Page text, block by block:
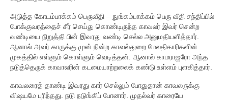
அரசியல் சாதனைகள்
பேச்சு சாதனைகள்
புகழ்
தலைவர்கள்
அடுத்த கோடம்பாக்கம் பெருவீதி – நுங்கம்பாக்கம் பெரு வீதி சந்திப்பில்
போக்குவரத்தைச் சீர் செய்து கொண்டிருந்த காவலர் இவர் சென்ற
வண்டியை நிறுத்தி பின் இவரது வண்டி செல்ல அனுமதியளித்தார்.
ஆனால் அவர் காருக்கு முன் நின்ற காவல்துறை மேலதிகாரிகளின்
முகத்தில் எள்ளும் கொள்ளும் வெடித்தன். ஆனால் காமராஜரோ அந்த
நடுத்தெருக் காவாலரின் கடமையாற்றலைக் கண்டு உள்ளம் புளகித்தார்.
காவலரைத் தாண்டி இவரது கார் செல்லும் போதுதான் காவலருக்கு
விஷயமே புரிந்தது. நடு நடுங்கிப் போனார். முதல்வர் காரையே